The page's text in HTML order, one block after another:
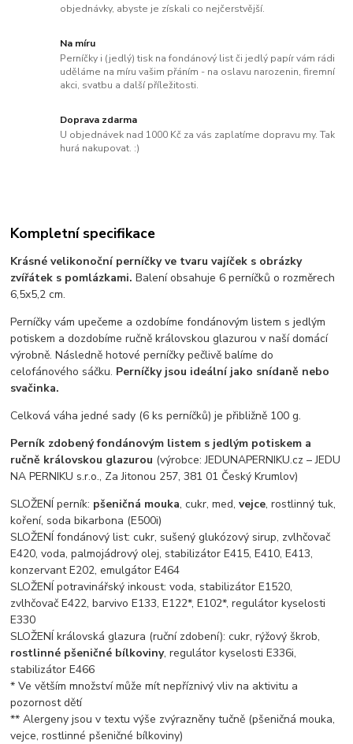
objednávky, abyste je získali co nejčerstvější.
Na míru
Perníčky i (jedlý) tisk na fondánový list či jedlý papír vám rádi
uděláme na míru vašim přáním - na oslavu narozenin, firemní
akci, svatbu a další příležitosti.
Doprava zdarma
U objednávek nad 1000 Kč za vás zaplatíme dopravu my. Tak
hurá nakupovat. :)
Kompletní specifikace
Krásné velikonoční perníčky ve tvaru vajíček s obrázky
zvířátek s pomlázkami. Balení obsahuje 6 perníčků o rozměrech
6,5x5,2 cm.
Perníčky vám upečeme a ozdobíme fondánovým listem s jedlým
potiskem a dozdobíme ručně královskou glazurou v naší domácí
výrobně. Následně hotové perníčky pečlivě balíme do
celofánového sáčku. Perníčky jsou ideální jako snídaně nebo
svačinka.
Celková váha jedné sady (6 ks perníčků) je přibližně 100 g.
Perník zdobený fondánovým listem s jedlým potiskem a
ručně královskou glazurou (výrobce: JEDUNAPERNIKU.cz – JEDU
NA PERNIKU s.r.o., Za Jitonou 257, 381 01 Český Krumlov)
SLOŽENÍ perník: pšeničná mouka, cukr, med,vejce, rostlinný tuk,
koření, soda bikarbona (E500i)
SLOŽENÍ fondánový list: cukr, sušený glukózový sirup, zvlhčovač
E420, voda, palmojádrový olej, stabilizátor E415, E410, E413,
konzervant E202, emulgátor E464
SLOŽENÍ potravinářský inkoust: voda, stabilizátor E1520,
zvlhčovač E422, barvivo E133, E122*, E102*, regulátor kyselosti
E330
SLOŽENÍ královská glazura (ruční zdobení): cukr, rýžový škrob,
rostlinné pšeničné bílkoviny, regulátor kyselosti E336i,
stabilizátor E466
* Ve větším množství může mít nepříznivý vliv na aktivitu a
pozornost dětí
** Alergeny jsou v textu výše zvýrazněny tučně (pšeničná mouka,
vejce, rostlinné pšeničné bílkoviny)